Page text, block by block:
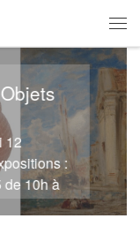
12
:
de 10h à
la vente